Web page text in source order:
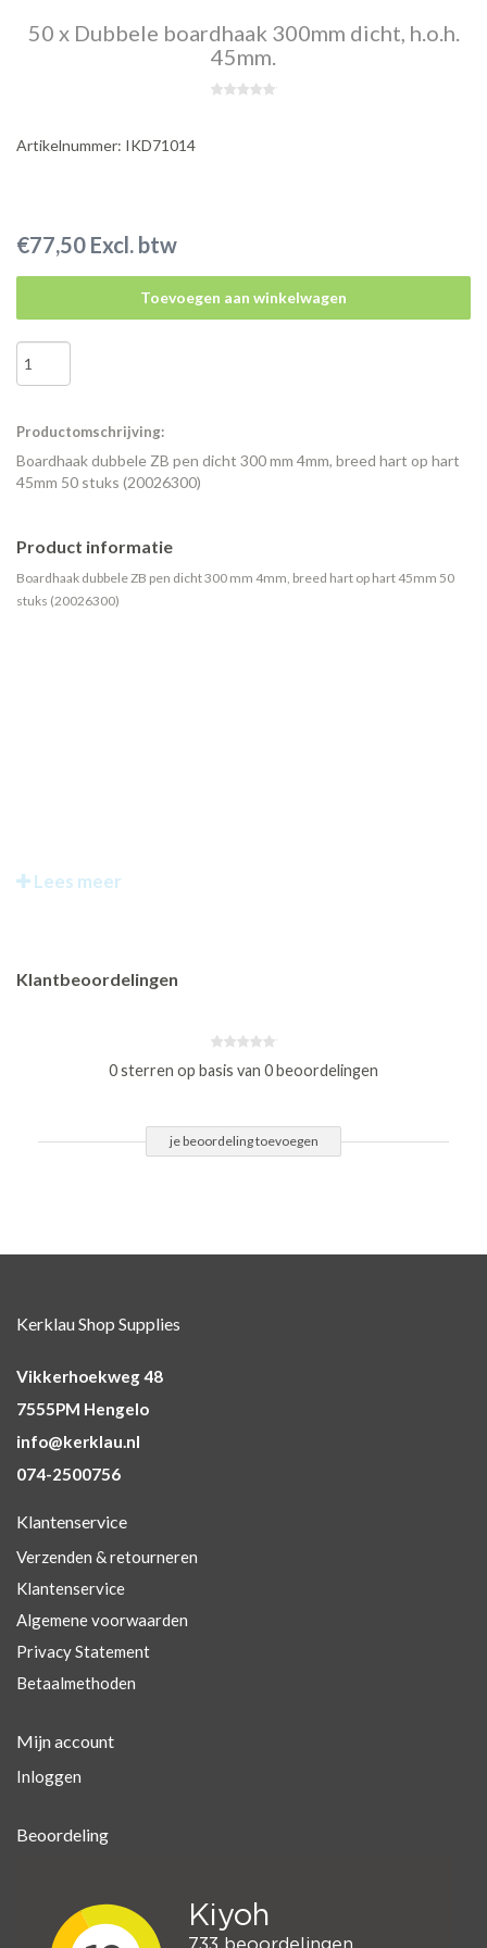
50 x Dubbele boardhaak 300mm dicht, h.o.h.
45mm.
Artikelnummer: IKD71014
€77,50 Excl. btw
Toevoegen aan winkelwagen
Productomschrijving:
Boardhaak dubbele ZB pen dicht 300 mm 4mm, breed hart op hart
45mm 50 stuks (20026300)
Product informatie
Boardhaak dubbele ZB pen dicht 300 mm 4mm, breed hart op hart 45mm 50
stuks (20026300)
Lees meer
Klantbeoordelingen
0 sterren op basis van 0 beoordelingen
je beoordeling toevoegen
Kerklau Shop Supplies
Vikkerhoekweg 48
7555PM Hengelo
info@kerklau.nl
074-2500756
Klantenservice
Verzenden & retourneren
Klantenservice
Algemene voorwaarden
Privacy Statement
Betaalmethoden
Mijn account
Inloggen
Beoordeling